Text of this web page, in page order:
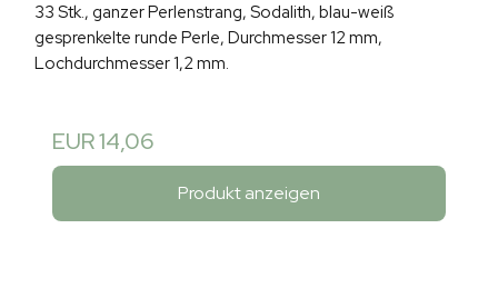
33 Stk., ganzer Perlenstrang, Sodalith, blau-weiß
gesprenkelte runde Perle, Durchmesser 12 mm,
Lochdurchmesser 1,2 mm.
EUR 14,06
Produkt anzeigen